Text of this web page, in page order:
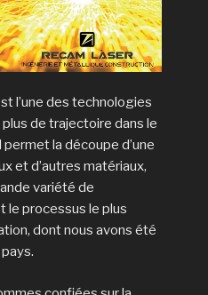
l’une des technologies
de trajectoire dans le
la découpe d’une
et d’autres matériaux,
variété de
le processus le plus
dont nous avons été